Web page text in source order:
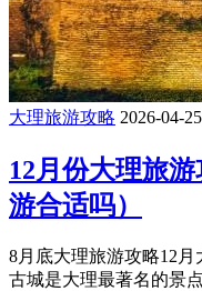
大理旅游攻略 2026-04-25
12月份大理旅
游合适吗）
8月底大理旅游攻略12
古城是大理最著名的景